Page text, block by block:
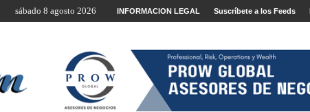
por Internet y Videoconferencia.
sábado 8 agosto 2026 INFORMACION LEGAL Suscríbete a los Feeds